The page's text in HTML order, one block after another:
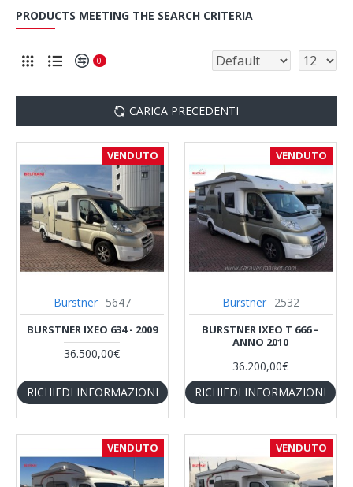
PRODUCTS MEETING THE SEARCH CRITERIA
0
CARICA PRECEDENTI
VENDUTO
Burstner 5647
BURSTNER IXEO 634 - 2009
36.500,00€
RICHIEDI INFORMAZIONI
VENDUTO
Burstner 2532
BURSTNER IXEO T 666 –
ANNO 2010
36.200,00€
RICHIEDI INFORMAZIONI
VENDUTO VENDUTO